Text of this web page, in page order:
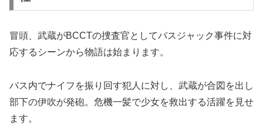
冒頭、武蔵がBCCTの捜査官としてバスジャック事件に対
応するシーンから物語は始まります。
バス内でナイフを振り回す犯人に対し、武蔵が合図を出し
部下の伊吹が発砲。危機一髪で少女を救出する活躍を見せ
ます。